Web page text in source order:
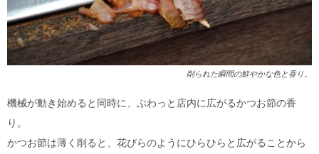
削られた瞬間の鮮やかな色と香り。
機械が動き始めると同時に、ぶわっと店内に広がるかつお節の香
り。
かつお節は薄く削ると、花びらのようにひらひらと広がることから